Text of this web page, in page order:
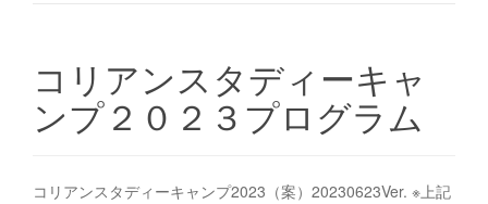
コリアンスタディーキャ
ンプ２０２３プログラム
コリアンスタディーキャンプ2023（案）20230623Ver. ※上記